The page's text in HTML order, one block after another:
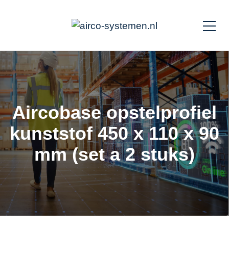
Aircobase opstelprofiel
kunststof 450 x 110 x 90
mm (set a 2 stuks)